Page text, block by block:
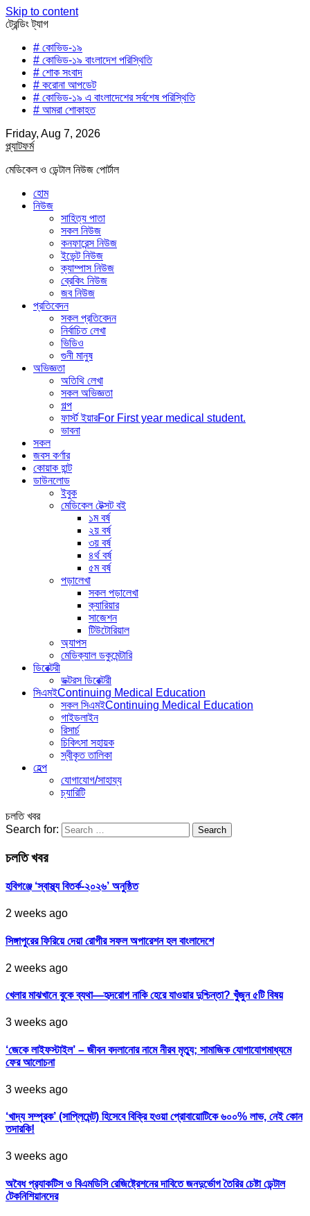
Skip to content
ট্রেন্ডিং ট্যাগ
# কোভিড-১৯
# কোভিড-১৯ বাংলাদেশ পরিস্থিতি
# শোক সংবাদ
# করোনা আপডেট
# কোভিড-১৯ এ বাংলাদেশের সর্বশেষ পরিস্থিতি
# আমরা শোকাহত
Friday, Aug 7, 2026
প্ল্যাটফর্ম
মেডিকেল ও ডেন্টাল নিউজ পোর্টাল
হোম
নিউজ
সাহিত্য পাতা
সকল নিউজ
কনফারেন্স নিউজ
ইভেন্ট নিউজ
ক্যাম্পাস নিউজ
ব্রেকিং নিউজ
জব নিউজ
প্রতিবেদন
সকল প্রতিবেদন
নির্বাচিত লেখা
ভিডিও
গুনী মানুষ
অভিজ্ঞতা
অতিথি লেখা
সকল অভিজ্ঞতা
গল্প
ফার্স্ট ইয়ারFor First year medical student.
ভাবনা
সকল
জবস কর্ণার
কোয়াক হান্ট
ডাউনলোড
ইবুক
মেডিকেল টেক্সট বই
১ম বর্ষ
২য় বর্ষ
৩য় বর্ষ
৪র্থ বর্ষ
৫ম বর্ষ
পড়ালেখা
সকল পড়ালেখা
ক্যারিয়ার
সাজেশন
টিউটোরিয়াল
অ্যাপস
মেডিক্যাল ডকুমেন্টারি
ডিরেক্টরী
ডক্টরস ডিরেক্টরী
সিএমইContinuing Medical Education
সকল সিএমইContinuing Medical Education
গাইডলাইন
রিসার্চ
চিকিৎসা সহায়ক
স্বীকৃত তালিকা
হেল্প
যোগাযোগ/সাহায্য
চ্যারিটি
চলতি খবর
Search for:
চলতি খবর
হবিগঞ্জে ‘স্বাস্থ্য বিতর্ক-২০২৬’ অনুষ্ঠিত
2 weeks ago
সিঙ্গাপুরের ফিরিয়ে দেয়া রোগীর সফল অপারেশন হল বাংলাদেশে
2 weeks ago
খেলার মাঝখানে বুকে ব্যথা—হৃদরোগ নাকি হেরে যাওয়ার দুশ্চিন্তা? খুঁজুন ৫টি বিষয়
3 weeks ago
‘জেকে লাইফস্টাইল’ – জীবন বদলানোর নামে নীরব মৃত্যু; সামাজিক যোগাযোগমাধ্যমে
ফের আলোচনা
3 weeks ago
‘খাদ্য সম্পূরক’ (সাপ্লিমেন্ট) হিসেবে বিক্রি হওয়া প্রোবায়োটিকে ৬০০% লাভ, নেই কোন
তদারকি!
3 weeks ago
অবৈধ প্র‍্যাকটিস ও বিএমডিসি রেজিষ্ট্রেশনের দাবিতে জনদুর্ভোগ তৈরির চেষ্টা ডেন্টাল
টেকনিশিয়ানদের